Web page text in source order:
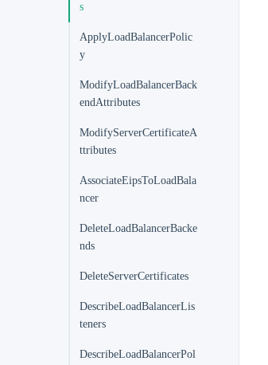
s
ApplyLoadBalancerPolic
y
ModifyLoadBalancerBack
endAttributes
ModifyServerCertificateA
ttributes
AssociateEipsToLoadBala
ncer
DeleteLoadBalancerBacke
nds
DeleteServerCertificates
DescribeLoadBalancerLis
teners
DescribeLoadBalancerPol